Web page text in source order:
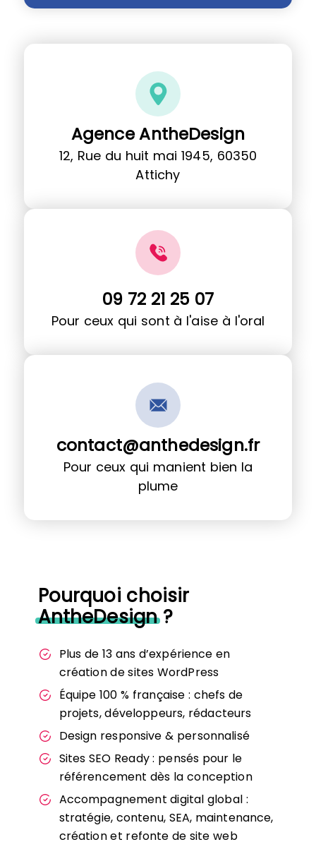
Agence AntheDesign
12, Rue du huit mai 1945, 60350
Attichy
09 72 21 25 07
Pour ceux qui sont à l'aise à l'oral
contact@anthedesign.fr
Pour ceux qui manient bien la
plume
Pourquoi choisir
AntheDesign?
Plus de 13 ans d’expérience en
création de sites WordPress
Équipe 100 % française : chefs de
projets, développeurs, rédacteurs
Design responsive & personnalisé
Sites SEO Ready : pensés pour le
référencement dès la conception
Accompagnement digital global :
stratégie, contenu, SEA, maintenance,
création et refonte de site web